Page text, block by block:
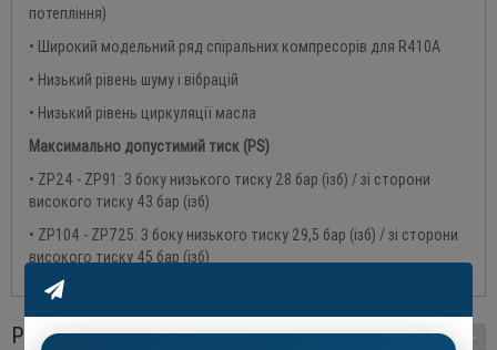
потепління)
• Широкий модельний ряд спіральних компресорів для R410A
• Низький рівень шуму і вібрацій
• Низький рівень циркуляції масла
Максимально допустимий тиск (PS)
• ZP24 - ZP91: З боку низького тиску 28 бар (ізб) / зі сторони
високого тиску 43 бар (ізб)
• ZP104 - ZP725: З боку низького тиску 29,5 бар (ізб) / зі сторони
високого тиску 45 бар (ізб)
РЕКОМЕНДОВАНІ ТОВАРИ